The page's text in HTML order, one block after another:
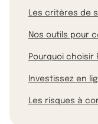
Les critères de
Nos outils pour
Pourquoi choisir
Investissez en
Les risques à